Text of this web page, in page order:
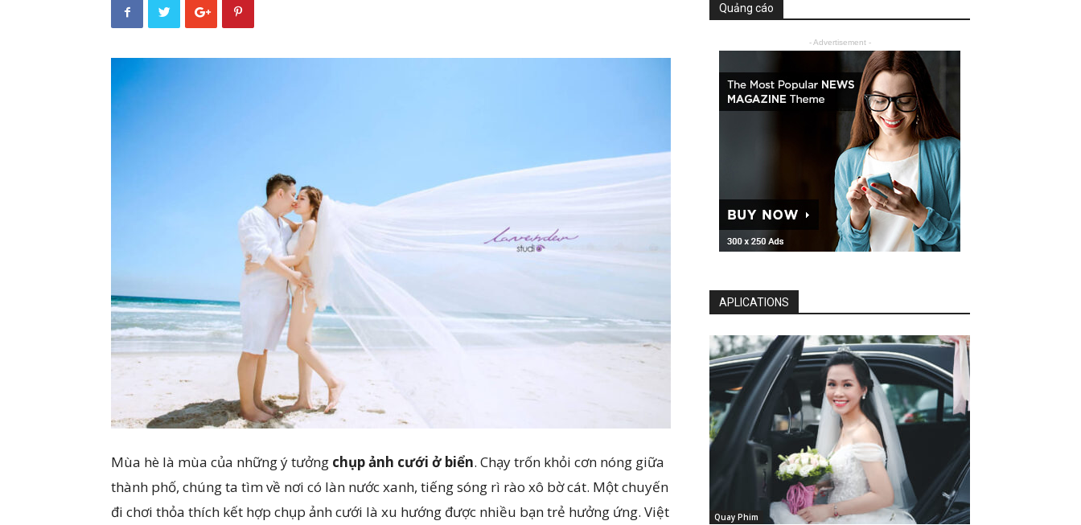
Mùa hè là mùa của những ý tưởng chụp ảnh cưới ở biển. Chạy trốn khỏi cơn nóng giữa
thành phố, chúng ta tìm về nơi có làn nước xanh, tiếng sóng rì rào xô bờ cát. Một chuyến
đi chơi thỏa thích kết hợp chụp ảnh cưới là xu hướng được nhiều bạn trẻ hưởng ứng. Việt
Quảng cáo
- Advertisement -
APLICATIONS
Quay Phim